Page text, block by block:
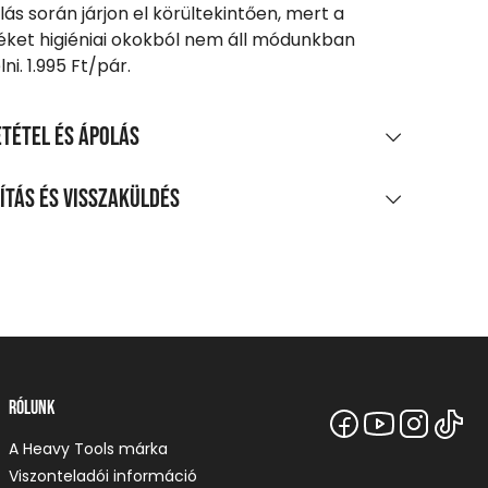
során járjon el körültekintően, mert a
higiéniai okokból nem áll módunkban
1.995 Ft/pár.
és ápolás
és visszaküldés
tól
Ft-tól
Rólunk
A Heavy Tools márka
Viszonteladói információ